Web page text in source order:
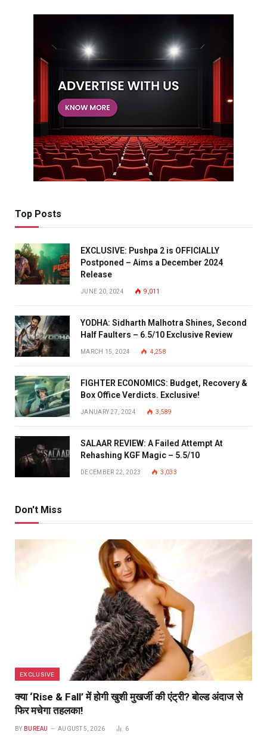
Top Posts
EXCLUSIVE: Pushpa 2 is OFFICIALLY
Postponed – Aims a December 2024
Release
JUNE 20, 2024 9,011
YODHA: Sidharth Malhotra Shines, Second
Half Faulters – 6.5/10 Exclusive Review
MARCH 15, 2024 4,258
FIGHTER ECONOMICS: Budget, Recovery &
Box Office Verdicts. Exclusive!
JANUARY 27, 2024 3,589
SALAAR REVIEW: A Failed Attempt At
Rehashing KGF Magic – 5.5/10
DECEMBER 22, 2023 3,033
Don't Miss
EXCLUSIVE
क्या ‘Rise & Fall’ में होगी खुशी मुखर्जी की एंट्री? बोल्ड अंदाज से
फिर मचेगा तहलका!
BY BUREAU AUGUST 5, 2026 6